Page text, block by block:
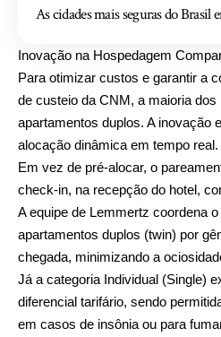
As cidades mais seguras do Brasil
Inovação na Hospedagem
Para otimizar custos e garantir a
de custeio da CNM, a maioria
apartamentos duplos. A inovação
alocação dinâmica em tempo real.
Em vez de pré-alocar, o
check-in, na recepção do hotel,
A equipe de Lemmertz coordena
apartamentos duplos (twin) por
chegada, minimizando a
Já a categoria Individual (Single)
diferencial tarifário, sendo
em casos de insônia ou para